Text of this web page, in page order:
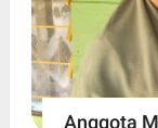
Anggota